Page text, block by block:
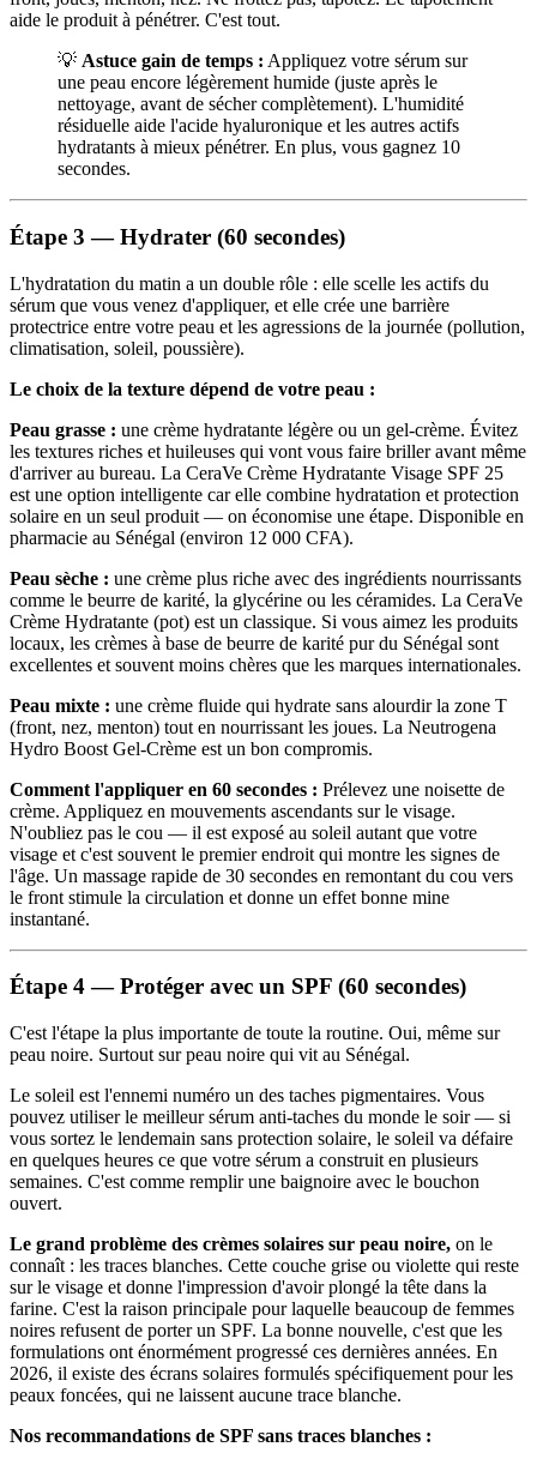
aide le produit à pénétrer. C'est tout.
💡 Astuce gain de temps : Appliquez votre sérum sur
une peau encore légèrement humide (juste après le
nettoyage, avant de sécher complètement). L'humidité
résiduelle aide l'acide hyaluronique et les autres actifs
hydratants à mieux pénétrer. En plus, vous gagnez 10
secondes.
Étape 3 — Hydrater (60 secondes)
L'hydratation du matin a un double rôle : elle scelle les actifs du
sérum que vous venez d'appliquer, et elle crée une barrière
protectrice entre votre peau et les agressions de la journée (pollution,
climatisation, soleil, poussière).
Le choix de la texture dépend de votre peau :
Peau grasse : une crème hydratante légère ou un gel-crème. Évitez
les textures riches et huileuses qui vont vous faire briller avant même
d'arriver au bureau. La CeraVe Crème Hydratante Visage SPF 25
est une option intelligente car elle combine hydratation et protection
solaire en un seul produit — on économise une étape. Disponible en
pharmacie au Sénégal (environ 12 000 CFA).
Peau sèche : une crème plus riche avec des ingrédients nourrissants
comme le beurre de karité, la glycérine ou les céramides. La CeraVe
Crème Hydratante (pot) est un classique. Si vous aimez les produits
locaux, les crèmes à base de beurre de karité pur du Sénégal sont
excellentes et souvent moins chères que les marques internationales.
Peau mixte : une crème fluide qui hydrate sans alourdir la zone T
(front, nez, menton) tout en nourrissant les joues. La Neutrogena
Hydro Boost Gel-Crème est un bon compromis.
Comment l'appliquer en 60 secondes : Prélevez une noisette de
crème. Appliquez en mouvements ascendants sur le visage.
N'oubliez pas le cou — il est exposé au soleil autant que votre
visage et c'est souvent le premier endroit qui montre les signes de
l'âge. Un massage rapide de 30 secondes en remontant du cou vers
le front stimule la circulation et donne un effet bonne mine
instantané.
Étape 4 — Protéger avec un SPF (60 secondes)
C'est l'étape la plus importante de toute la routine. Oui, même sur
peau noire. Surtout sur peau noire qui vit au Sénégal.
Le soleil est l'ennemi numéro un des taches pigmentaires. Vous
pouvez utiliser le meilleur sérum anti-taches du monde le soir — si
vous sortez le lendemain sans protection solaire, le soleil va défaire
en quelques heures ce que votre sérum a construit en plusieurs
semaines. C'est comme remplir une baignoire avec le bouchon
ouvert.
Le grand problème des crèmes solaires sur peau noire, on le
connaît : les traces blanches. Cette couche grise ou violette qui reste
sur le visage et donne l'impression d'avoir plongé la tête dans la
farine. C'est la raison principale pour laquelle beaucoup de femmes
noires refusent de porter un SPF. La bonne nouvelle, c'est que les
formulations ont énormément progressé ces dernières années. En
2026, il existe des écrans solaires formulés spécifiquement pour les
peaux foncées, qui ne laissent aucune trace blanche.
Nos recommandations de SPF sans traces blanches :